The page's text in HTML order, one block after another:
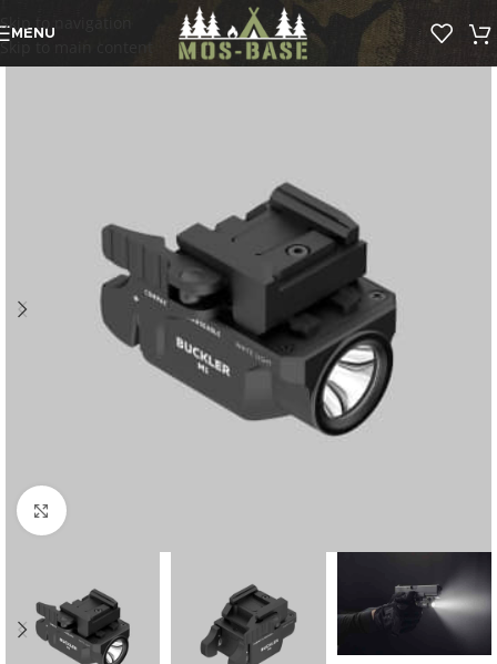
Skip to navigation
Skip to main content
MENU
Click to enlarge